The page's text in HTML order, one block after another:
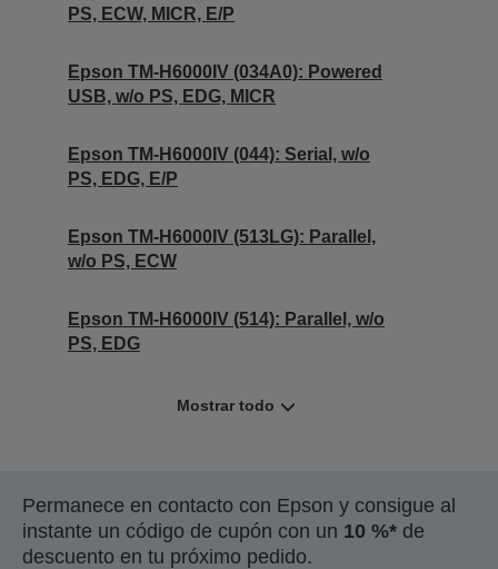
PS, ECW, MICR, E/P
Epson TM-H6000IV (034A0): Powered
USB, w/o PS, EDG, MICR
Epson TM-H6000IV (044): Serial, w/o
PS, EDG, E/P
Epson TM-H6000IV (513LG): Parallel,
w/o PS, ECW
Epson TM-H6000IV (514): Parallel, w/o
PS, EDG
Mostrar todo
Permanece en contacto con Epson y consigue al
instante un código de cupón con un 10 %* de
descuento en tu próximo pedido.